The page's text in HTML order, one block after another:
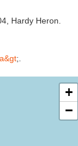
Hardy Heron.
;.
+
−